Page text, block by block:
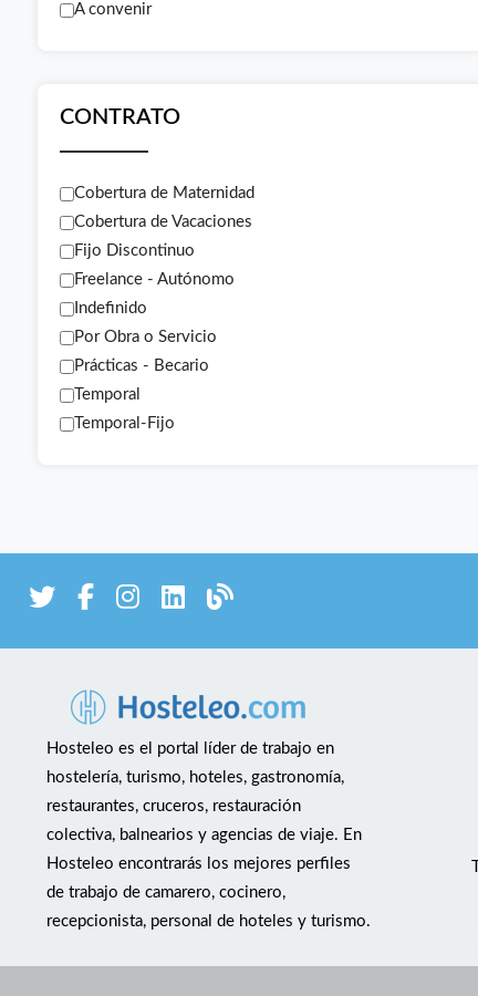
A convenir
CONTRATO
Cobertura de Maternidad
Cobertura de Vacaciones
Fijo Discontinuo
Freelance - Autónomo
Indefinido
Por Obra o Servicio
Prácticas - Becario
Temporal
Temporal-Fijo
Hosteleo es el portal líder de trabajo en
hostelería, turismo, hoteles, gastronomía,
restaurantes, cruceros, restauración
colectiva, balnearios y agencias de viaje. En
Hosteleo encontrarás los mejores perfiles
de trabajo de camarero, cocinero,
recepcionista, personal de hoteles y turismo.